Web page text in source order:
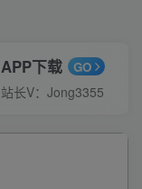
APP下载 GO
站长V：Jong3355